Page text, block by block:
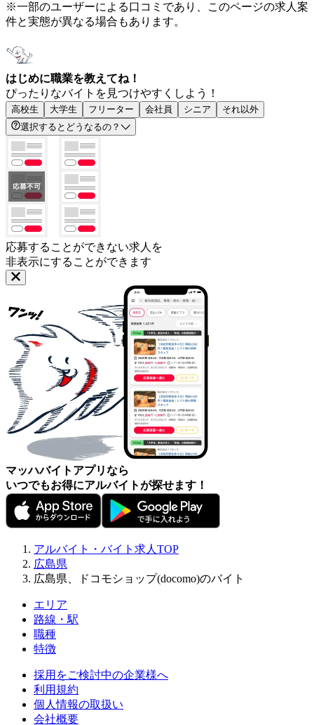
※一部のユーザーによる口コミであり、このページの求人案
件と実態が異なる場合もあります。
はじめに職業を教えてね！
ぴったりなバイトを見つけやすくしよう！
高校生 大学生 フリーター 会社員 シニア
それ以外
選択するとどうなるの？
応募することができない求人を
非表示にすることができます
マッハバイトアプリなら
いつでもお得にアルバイトが探せます！
アルバイト・バイト求人TOP
広島県
広島県、ドコモショップ(docomo)のバイト
エリア
路線・駅
職種
特徴
採用をご検討中の企業様へ
利用規約
個人情報の取扱い
会社概要